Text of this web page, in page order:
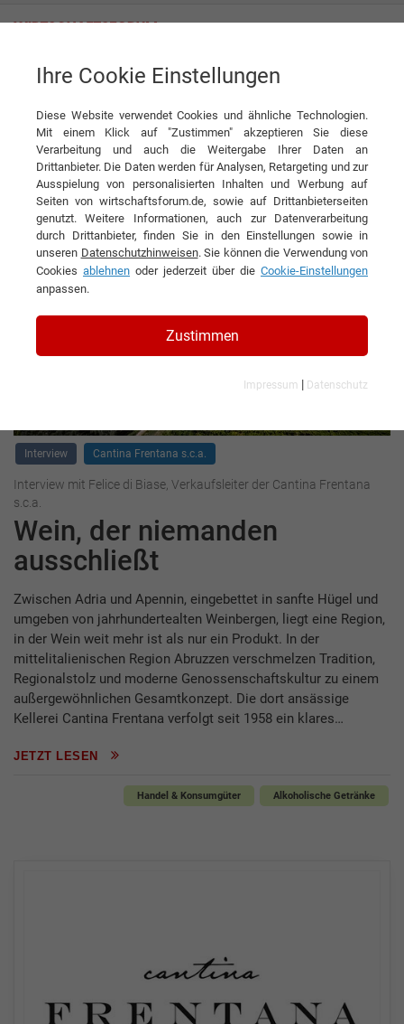
Cantina Frentana s.c.a.
Interviews der Cantina Frentana
s.c.a.
Interview Cantina Frentana s.c.a.
Interview mit Felice di Biase, Verkaufsleiter der Cantina Frentana
s.c.a.
Wein, der niemanden
ausschließt
Zwischen Adria und Apennin, eingebettet in sanfte Hügel und
umgeben von jahrhundertealten Weinbergen, liegt eine Region,
in der Wein weit mehr ist als nur ein Produkt. In der
mittelitalienischen Region Abruzzen verschmelzen Tradition,
Regionalstolz und moderne Genossenschaftskultur zu einem
außergewöhnlichen Gesamtkonzept. Die dort ansässige
Kellerei Cantina Frentana verfolgt seit 1958 ein klares…
JETZT LESEN
Handel & Konsumgüter Alkoholische Getränke
Ihre Cookie Einstellungen
Diese Website verwendet Cookies und ähnliche Technologien.
Mit einem Klick auf "Zustimmen" akzeptieren Sie diese
Verarbeitung und auch die Weitergabe Ihrer Daten an
Drittanbieter. Die Daten werden für Analysen, Retargeting und zur
Ausspielung von personalisierten Inhalten und Werbung auf
Seiten von wirtschaftsforum.de, sowie auf Drittanbieterseiten
genutzt. Weitere Informationen, auch zur Datenverarbeitung
durch Drittanbieter, finden Sie in den Einstellungen sowie in
unseren Datenschutzhinweisen. Sie können die Verwendung von
Cookies ablehnen oder jederzeit über die Cookie-Einstellungen
anpassen.
Zustimmen
Impressum | Datenschutz